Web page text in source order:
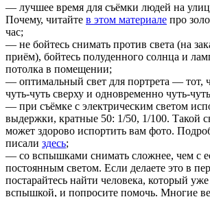
— лучшее время для съёмки людей на
Почему, читайте в этом материале про
час;
— не бойтесь снимать против света (на
приём), бойтесь полуденного солнца и
потолка в помещении;
— оптимальный свет для портрета — тот,
чуть-чуть сверху и одновременно чуть-
— при съёмке с электрическим светом
выдержки, кратные 50: 1/50, 1/100. Такой
может здорово испортить вам фото.
писали здесь;
— со вспышками снимать сложнее, чем с
постоянным светом. Если делаете это в
постарайтесь найти человека, который уже
вспышкой, и попросите помочь. Многие